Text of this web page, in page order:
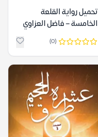
تحميل رواية القلعة
الخامسة – فاضل العزاوي
(0)